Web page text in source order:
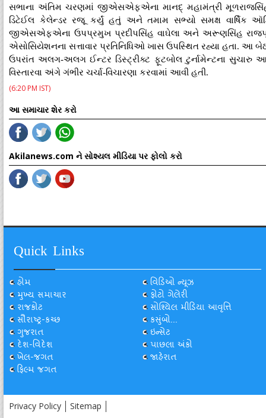
સભાના અંતિમ ચરણમાં જીએસએફએના માનદ્ મહામંત્રી મૂળરાજસિંહ
ડિટેઈલ કેલેન્ડર રજૂ કર્યું હતું અને તમામ સભ્યો સમક્ષ વાર્ષિક
જીએસએફએના ઉપપ્રમુખ પ્રદીપસિંહ વાઘેલા અને અરૂણસિંહ
એસોસિયેશનના સત્તાવાર પ્રતિનિધિઓ ખાસ ઉપસ્થિત રહ્યા હતા. આ
ઉપરાંત અલગ-અલગ ઈન્ટર ડિસ્ટ્રીક્ટ ફૂટબોલ ટુર્નામેન્ટના
વિસ્તારવા અંગે ગંભીર ચર્ચા-વિચારણા કરવામાં આવી હતી.
(6:20 PM IST)
આ સમાચાર શેર કરો
Akilanews.com ને સોશ્યલ મીડિયા પર ફોલો કરો
Quick Links
હોમ
મુખ્ય સમાચાર
રાજકોટ
સૌરાષ્ટ્ર-કચ્છ
ગુજરાત
દેશ-વિદેશ
ખેલ-જગત
ફિલ્મ જગત
વિડિઓ ન્યૂઝ
ફોટો ગેલેરી
સોશ્યિલ મીડિયા આવૃત્તિ
કસુંબો...
ઇન્સેટ
પાછલા અંકો
જાહેરાત
Privacy Policy Sitemap